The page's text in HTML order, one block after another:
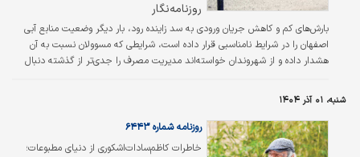
روزنامه‌نگار
بارش‌های کم و کاهش جریان ورودی به سد زاینده رود، بار دیگر وضعیت منابع آبی
اصفهان را در شرایط نامناسبی قرار داده است، شرایطی که مسوولان نسبت به آن
هشدار داده و از شهروندان خواسته‌اند مدیریت مصرف را جدی‌تر از گذشته دنبال
شنبه، ۰۱ آذر ۱۴۰۴
خاطرات کاظم‌سادات‌اشکوری از دنیای مطبوعات؛
روزنامه شماره ۶۴۴۳